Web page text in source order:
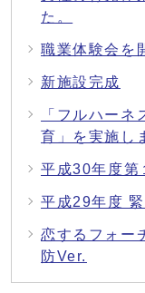
た。
職業体験会を
新施設完成
「フルハー
育」を実施し
平成30年度第
平成29年度
恋するフォー
防Ver.